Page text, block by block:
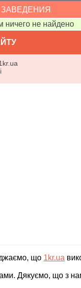
ЗАВЕДЕНИЯ
ничего не найдено
що 1kr.ua
Дякуємо, що з